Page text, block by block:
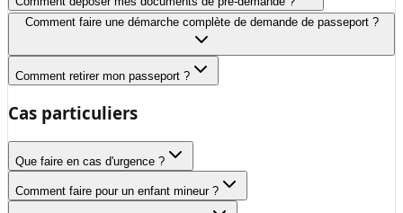
Comment faire une démarche complète de demande de passeport ?
Comment retirer mon passeport ?
Cas particuliers
Que faire en cas d'urgence ?
Comment faire pour un enfant mineur ?